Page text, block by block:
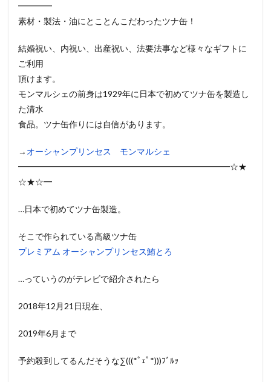
━━━━
素材・製法・油にとことんこだわったツナ缶！
結婚祝い、内祝い、出産祝い、法要法事など様々なギフトに
ご利用
頂けます。
モンマルシェの前身は1929年に日本で初めてツナ缶を製造し
た清水
食品。ツナ缶作りには自信があります。
→ オーシャンプリンセス モンマルシェ
━━━━━━━━━━━━━━━━━━━━━━━━━☆★
☆★☆━
…日本で初めてツナ缶製造。
そこで作られている高級ツナ缶
プレミアム オーシャンプリンセス鮪とろ
…っていうのがテレビで紹介されたら
2018年12月21日現在、
2019年6月まで
予約殺到してるんだそうな∑(((*ﾟｪﾟ*)))ﾌﾞﾙｯ